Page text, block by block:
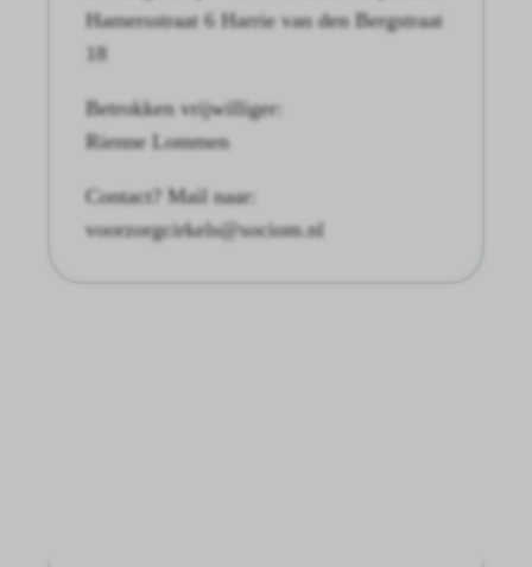
Hamersstraat 6 Harrie van den Bergstraat
18
Betrokken vrijwilliger:
Rienne Lommen
Contact? Mail naar:
voorzorgcirkels@sociom.nl